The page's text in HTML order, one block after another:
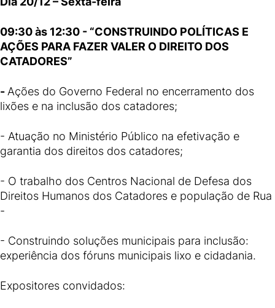
09:30 às 12:30 - “CONSTRUINDO POLÍTICAS E
AÇÕES PARA FAZER VALER O DIREITO DOS
CATADORES”
- Ações do Governo Federal no encerramento dos
lixões e na inclusão dos catadores;
- Atuação no Ministério Público na efetivação e
garantia dos direitos dos catadores;
- O trabalho dos Centros Nacional de Defesa dos
Direitos Humanos dos Catadores e população de Rua
-
- Construindo soluções municipais para inclusão:
experiência dos fóruns municipais lixo e cidadania.
Expositores convidados: